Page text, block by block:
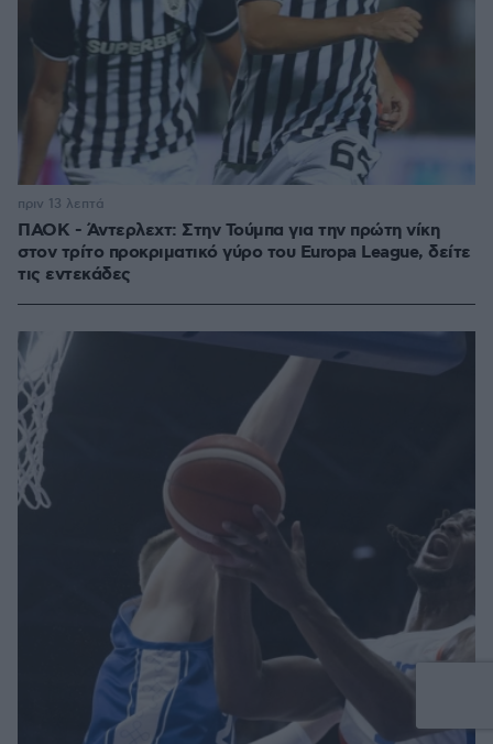
ΠΑΟΚ - Άντερλεχτ: Στην Τούμπα για την πρώτη νίκη
στον τρίτο προκριματικό γύρο του Europa League, δείτε
τις εντεκάδες
πριν 13 λεπτά